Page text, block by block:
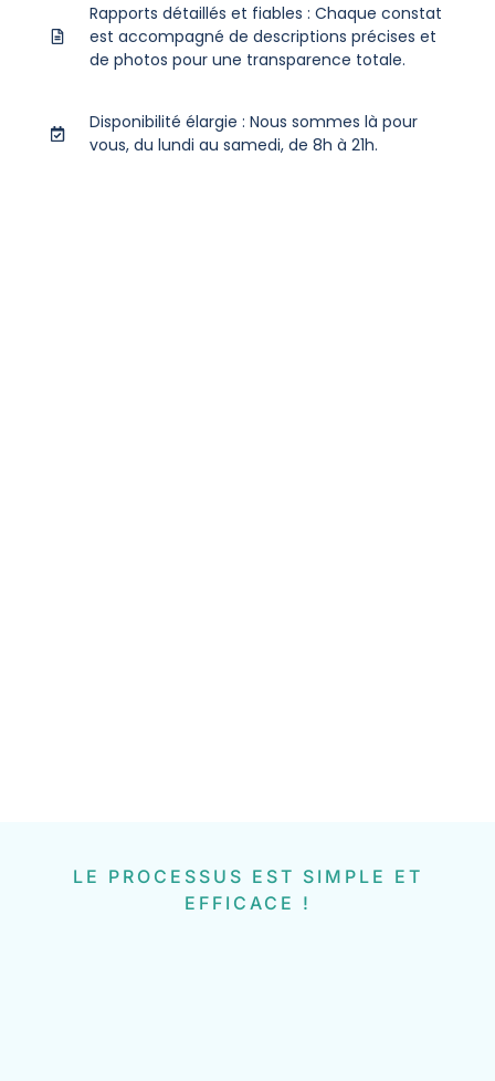
Rapports détaillés et fiables : Chaque constat
est accompagné de descriptions précises et
de photos pour une transparence totale.
Disponibilité élargie : Nous sommes là pour
vous, du lundi au samedi, de 8h à 21h.
LE PROCESSUS EST SIMPLE ET
EFFICACE !